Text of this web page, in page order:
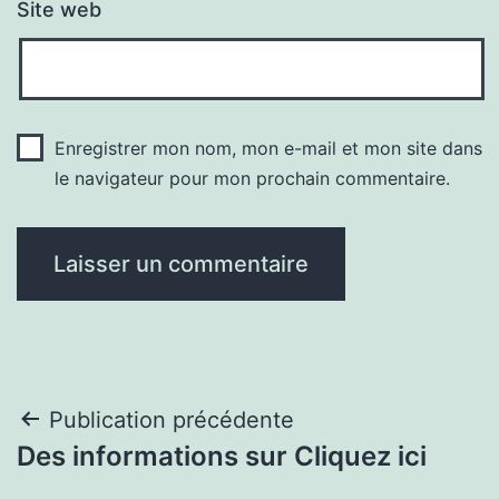
Site web
Enregistrer mon nom, mon e-mail et mon site dans
le navigateur pour mon prochain commentaire.
Navigation
de
Publication précédente
Des informations sur Cliquez ici